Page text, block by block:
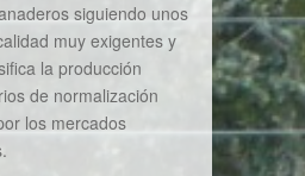
siguiendo unos
muy exigentes y
la producción
de normalización
los mercados